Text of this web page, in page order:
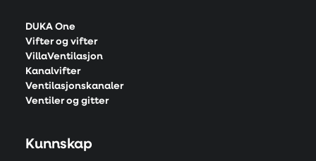
DUKA One
Vifter og vifter
VillaVentilasjon
Kanalvifter
Ventilasjonskanaler
Ventiler og gitter
Kunnskap